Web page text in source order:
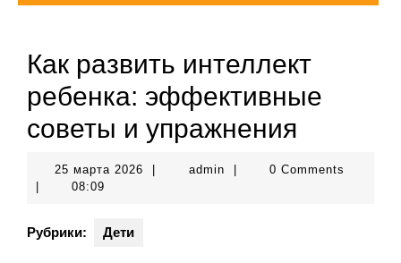
Как развить интеллект
ребенка: эффективные
советы и упражнения
25 марта 2026 25
adminadmin
0 Comments
08:09
Рубрики: Дети